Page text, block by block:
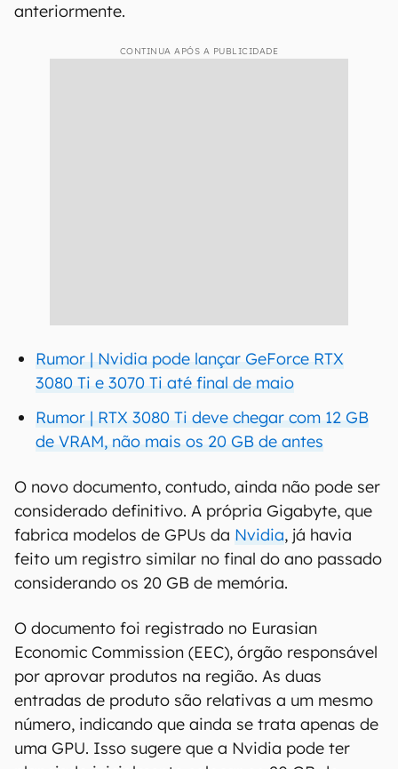
anteriormente.
CONTINUA APÓS A PUBLICIDADE
Rumor | Nvidia pode lançar GeForce RTX
3080 Ti e 3070 Ti até final de maio
Rumor | RTX 3080 Ti deve chegar com 12 GB
de VRAM, não mais os 20 GB de antes
O novo documento, contudo, ainda não pode ser
considerado definitivo. A própria Gigabyte, que
fabrica modelos de GPUs da Nvidia, já havia
feito um registro similar no final do ano passado
considerando os 20 GB de memória.
O documento foi registrado no Eurasian
Economic Commission (EEC), órgão responsável
por aprovar produtos na região. As duas
entradas de produto são relativas a um mesmo
número, indicando que ainda se trata apenas de
uma GPU. Isso sugere que a Nvidia pode ter